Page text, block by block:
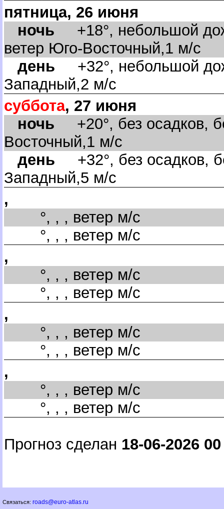
пятница, 26 июня
ночь +18°, небольшой
етер Юго-Восточный,1 м/с
день +32°, небольшой
Западный,2 м/с
суббота, 27 июня
ночь +20°, без осадков,
осточный,1 м/с
день +32°, без осадков,
Западный,5 м/с
,
°, , , ветер м/с
°, , , ветер м/с
,
°, , , ветер м/с
°, , , ветер м/с
,
°, , , ветер м/с
°, , , ветер м/с
,
°, , , ветер м/с
°, , , ветер м/с
Прогноз сделан 18-06-2026
Связаться: roads@euro-atlas.ru